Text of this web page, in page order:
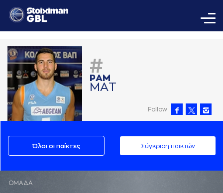
#
ΡAΜ
ΜAΤ
Follow
Όλοι οι παίκτες Σύγκριση παικτών
ΟΜΑΔΑ